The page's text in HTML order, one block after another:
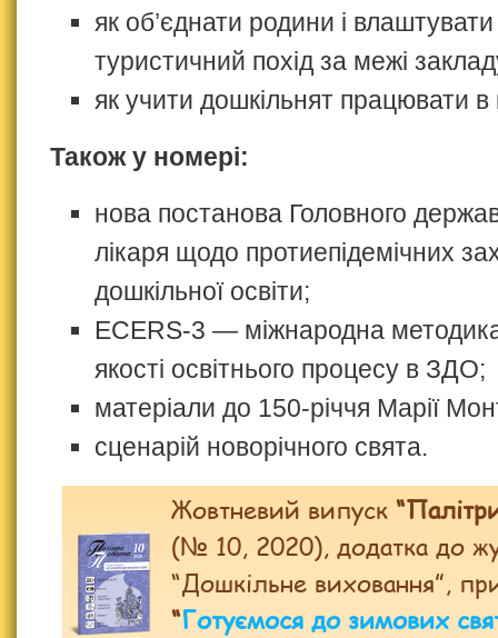
як об’єднати родини і
туристичний похід за межі
як учити дошкільнят працювати в
Також у номері:
нова постанова Головного
лікаря щодо протиепідемічних
дошкільної освіти;
ECERS-3 — міжнародна
якості освітнього процесу в ЗДО;
матеріали до 150-річчя Марії
сценарій новорічного свята.
Жовтневий випуск
(№ 10, 2020), додатка до
“Дошкільне виховання”,
“Готуємося до зимових